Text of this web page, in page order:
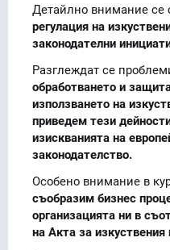
Детайлно внимание се
регулация на
законодателни
Разглеждат се
обработването и
използването на
приведем тези
изискванията на
законодателство.
Особено внимание в
съобразим бизнес
организацията ни в
на Акта за изкуствения